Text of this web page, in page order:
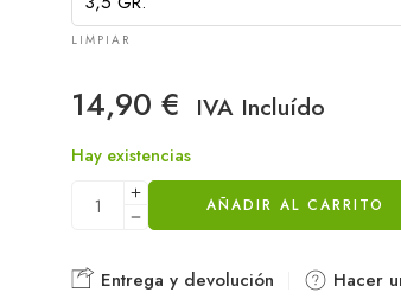
LIMPIAR
14,90 € IVA Incluído
Hay existencias
AÑADIR AL CARRITO
Entrega y devolución
Hacer